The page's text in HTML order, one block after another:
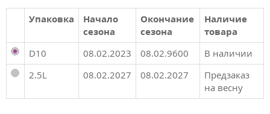
Упаковка
Начало
сезона
Окончание
сезона
Наличие
товара
D10
08.02.2023 08.02.9600
В наличии
2.5L
08.02.2027 08.02.2027
Предзаказ
на весну